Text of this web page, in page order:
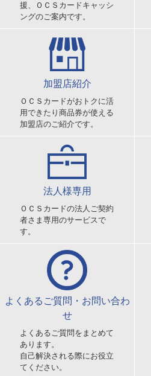
援、ＯＣＳカードキャッシ
ングのご案内です。
加盟店紹介
ＯＣＳカードがおトクに活
用できたり商品券が使える
加盟店のご紹介です。
法人様専用
ＯＣＳカードの法人ご契約
者さま専用のサービスで
す。
よくあるご質問・お問い合わ
せ
よくあるご質問をまとめて
あります。
自己解決される際にお役立
てください。